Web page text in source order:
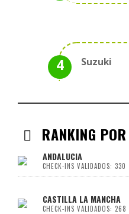
Suzuki
RANKING
ANDALUCIA
CHECK-INS VALIDADOS: 330
CASTILLA LA MANCHA
CHECK-INS VALIDADOS: 268